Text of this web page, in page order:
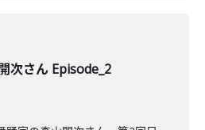
次さん Episode_2